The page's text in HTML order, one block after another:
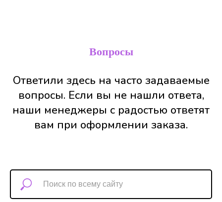
Вопросы
Ответили здесь на часто задаваемые
вопросы. Если вы не нашли ответа,
наши менеджеры с радостью ответят
вам при оформлении заказа.